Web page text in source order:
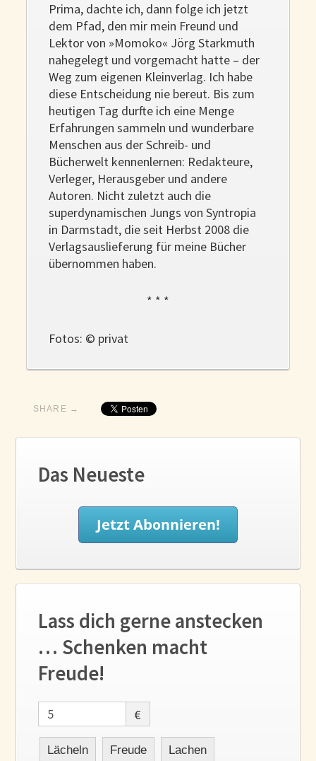
Prima, dachte ich, dann folge ich jetzt
dem Pfad, den mir mein Freund und
Lektor von »Momoko« Jörg Starkmuth
nahegelegt und vorgemacht hatte – der
Weg zum eigenen Kleinverlag. Ich habe
diese Entscheidung nie bereut. Bis zum
heutigen Tag durfte ich eine Menge
Erfahrungen sammeln und wunderbare
Menschen aus der Schreib- und
Bücherwelt kennenlernen: Redakteure,
Verleger, Herausgeber und andere
Autoren. Nicht zuletzt auch die
superdynamischen Jungs von Syntropia
in Darmstadt, die seit Herbst 2008 die
Verlagsauslieferung für meine Bücher
übernommen haben.
* * *
Fotos: © privat
SHARE →
Das Neueste
Lass dich gerne anstecken
… Schenken macht
Freude!
€
Lächeln Freude Lachen